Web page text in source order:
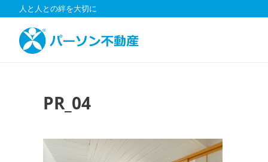
ン
人と人との絆を大切に
PR_04